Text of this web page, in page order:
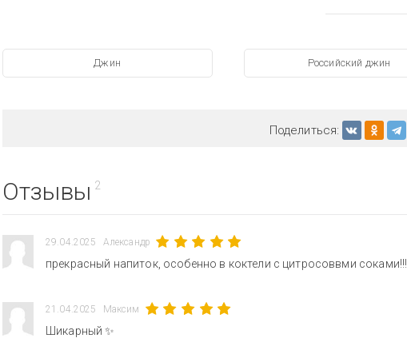
Джин Российский джин
Поделиться:
Отзывы 2
29.04.2025 Александр
прекрасный напиток, особенно в коктели с цитросоввми
21.04.2025 Максим
Шикарный ✨